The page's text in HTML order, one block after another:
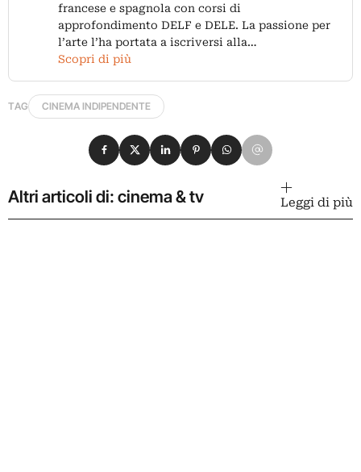
francese e spagnola con corsi di
approfondimento DELF e DELE. La passione per
l’arte l’ha portata a iscriversi alla…
Scopri di più
TAG CINEMA INDIPENDENTE
Condividi su Facebook
Condividi su X
Condividi su LinkedIn
Condividi su Pinterest
Condividi su WhatsApp
Condividi su Email
Altri articoli di: cinema & tv Leggi di più